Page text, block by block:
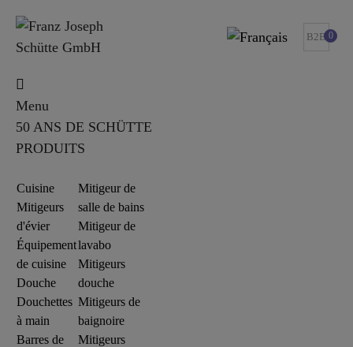
B2B 0
Menu
50 ANS DE SCHÜTTE
PRODUITS
Cuisine
Mitigeurs
d'évier
Équipement
de cuisine
Douche
Douchettes
à main
Barres de
Mitigeur de
salle de bains
Mitigeur de
lavabo
Mitigeurs
douche
Mitigeurs de
baignoire
Mitigeurs